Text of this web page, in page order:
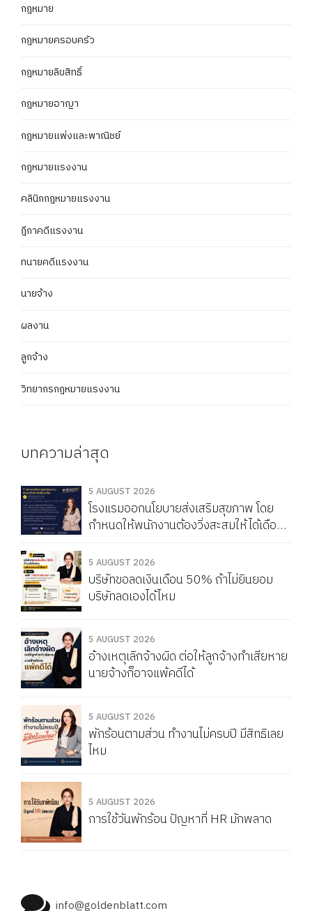
กฎหมาย
กฎหมายครอบครัว
กฎหมายลิขสิทธิ์
กฎหมายอาญา
กฎหมายแพ่งและพาณิชย์
กฏหมายแรงงาน
คลินิกกฎหมายแรงงาน
ฎีกาคดีแรงงาน
ทนายคดีแรงงาน
นายจ้าง
ผลงาน
ลูกจ้าง
วิทยากรกฎหมายแรงงาน
บทความล่าสุด
5 AUGUST 2026
โรงแรมออกนโยบายส่งเสริมสุขภาพ โดย
กำหนดให้พนักงานต้องวิ่งสะสมให้ได้เดือน
Service Charge แบบนี้ผิดกฎหมายไหม
5 AUGUST 2026
บริษัทขอลดเงินเดือน 50% ถ้าไม่ยินยอม
บริษัทลดเองได้ไหม
5 AUGUST 2026
อ้างเหตุเลิกจ้างผิด ต่อให้ลูกจ้างทำเสียหาย
นายจ้างก็อาจแพ้คดีได้
5 AUGUST 2026
พักร้อนตามส่วน ทำงานไม่ครบปี มีสิทธิเลย
ไหม
5 AUGUST 2026
การใช้วันพักร้อน ปัญหาที่ HR มักพลาด
info@goldenblatt.com